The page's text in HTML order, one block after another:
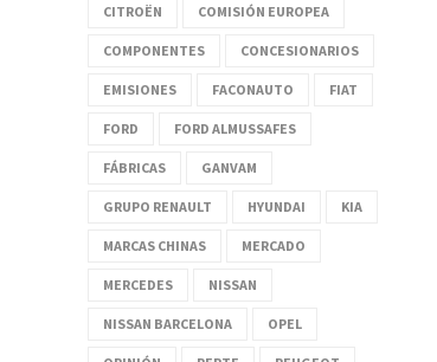
CITROËN COMISIÓN EUROPEA
COMPONENTES CONCESIONARIOS
EMISIONES FACONAUTO FIAT
FORD FORD ALMUSSAFES
FÁBRICAS GANVAM
GRUPO RENAULT HYUNDAI KIA
MARCAS CHINAS MERCADO
MERCEDES NISSAN
NISSAN BARCELONA OPEL